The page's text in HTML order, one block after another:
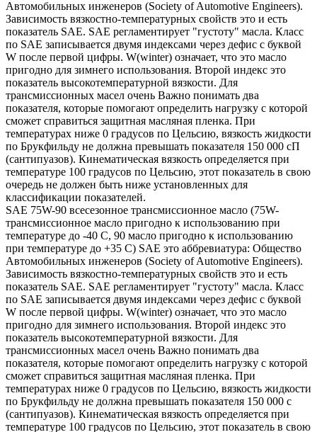
Автомобильных инженеров (Society of Automotive Engineers).
Зависимость вязкостно-температурных свойств это и есть
показатель SAE. SAE регламентирует "густоту" масла. Класс
по SAE записывается двумя индексами через дефис с буквой
W после первой цифры. W(winter) означает, что это масло
пригодно для зимнего использования. Второй индекс это
показатель высокотемпературной вязкости. Для
трансмиссионных масел очень Важно понимать два
показателя, которые помогают определить нагрузку с которой
сможет справиться защитная масляная пленка. При
температурах ниже 0 градусов по Цельсию, вязкость жидкости
по Брукфильду не должна превышать показателя 150 000 сП
(сантипуазов). Кинематическая вязкость определяется при
температуре 100 градусов по Цельсию, этот показатель в свою
очередь не должен быть ниже установленных для
классификации показателей.
SAE 75W-90 всесезонное трансмиссионное масло (75W-
трансмиссионное масло пригодно к использованию при
температуре до -40 С, 90 масло пригодно к использованию
при температуре до +35 С) SAE это аббревиатура: Общество
Автомобильных инженеров (Society of Automotive Engineers).
Зависимость вязкостно-температурных свойств это и есть
показатель SAE. SAE регламентирует "густоту" масла. Класс
по SAE записывается двумя индексами через дефис с буквой
W после первой цифры. W(winter) означает, что это масло
пригодно для зимнего использования. Второй индекс это
показатель высокотемпературной вязкости. Для
трансмиссионных масел очень Важно понимать два
показателя, которые помогают определить нагрузку с которой
сможет справиться защитная масляная пленка. При
температурах ниже 0 градусов по Цельсию, вязкость жидкости
по Брукфильду не должна превышать показателя 150 000 с
(сантипуазов). Кинематическая вязкость определяется при
температуре 100 градусов по Цельсию, этот показатель в свою